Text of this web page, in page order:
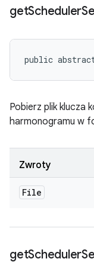
getScheduler
public
Pobierz plik klucza
harmonogramu w
Zwroty
File
getScheduler